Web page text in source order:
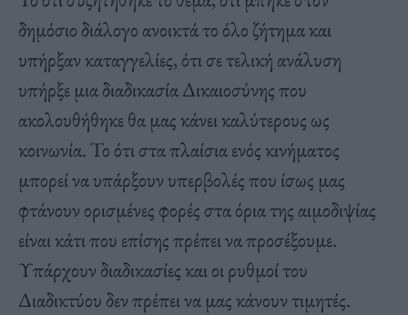
δημόσιο διάλογο ανοικτά το όλο ζήτημα και
υπήρξαν καταγγελίες, ότι σε τελική ανάλυση
υπήρξε μια διαδικασία Δικαιοσύνης που
ακολουθήθηκε θα μας κάνει καλύτερους ως
κοινωνία. Το ότι στα πλαίσια ενός κινήματος
μπορεί να υπάρξουν υπερβολές που ίσως μας
φτάνουν ορισμένες φορές στα όρια της αιμοδιψίας
είναι κάτι που επίσης πρέπει να προσέξουμε.
Υπάρχουν διαδικασίες και οι ρυθμοί του
Διαδικτύου δεν πρέπει να μας κάνουν τιμητές.